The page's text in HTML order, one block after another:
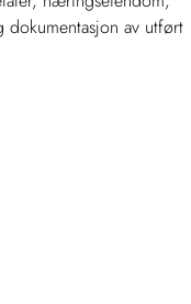
av utført